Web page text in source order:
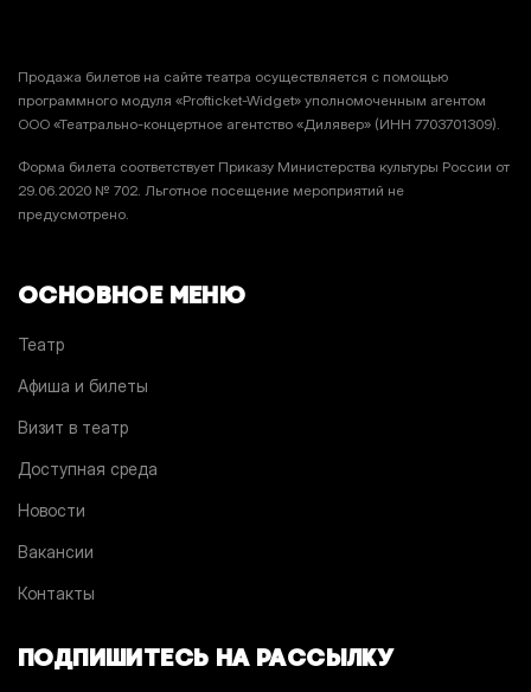
Продажа билетов на сайте театра осуществляется с помощью
программного модуля «Profticket-Widget» уполномоченным агентом
ООО «Театрально-концертное агентство «Дилявер» (ИНН 7703701309).
Форма билета соответствует Приказу Министерства культуры России от
29.06.2020 № 702. Льготное посещение мероприятий не
предусмотрено.
ОСНОВНОЕ МЕНЮ
Театр
Афиша и билеты
Визит в театр
Доступная среда
Новости
Вакансии
Контакты
ПОДПИШИТЕСЬ НА РАССЫЛКУ